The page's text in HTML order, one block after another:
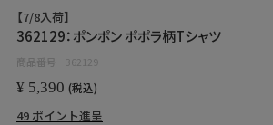
【7/8入荷】
362129：ポンポン ポポラ柄Tシャツ
商品番号 362129
¥ 5,390 税込
49 ポイント進呈